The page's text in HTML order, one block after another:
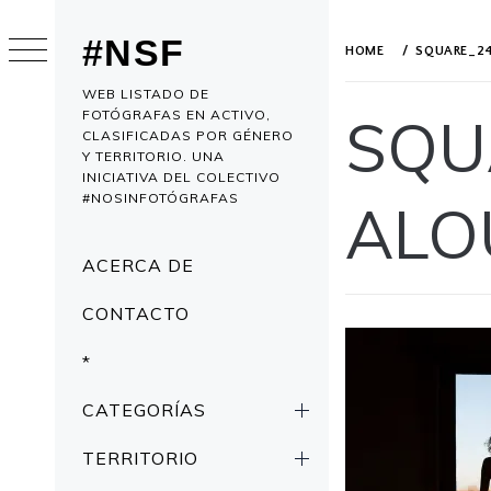
#NSF
WEB LISTADO DE
FOTÓGRAFAS EN ACTIVO,
CLASIFICADAS POR GÉNERO
Y TERRITORIO. UNA
INICIATIVA DEL COLECTIVO
#NOSINFOTÓGRAFAS
Menu
ACERCA DE
CONTACTO
*
CATEGORÍAS
TERRITORIO
to
content
HOME
ON
ADMIN